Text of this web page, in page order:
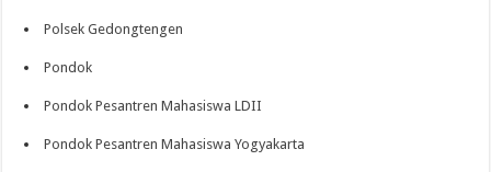
Polsek Gedongtengen
Pondok
Pondok Pesantren Mahasiswa LDII
Pondok Pesantren Mahasiswa Yogyakarta